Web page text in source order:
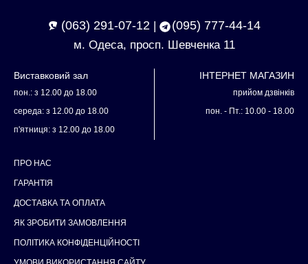
(063) 291-07-12 (095) 777-44-14
м. Одеса, просп. Шевченка 11
Виставковий зал
пон.: з 12.00 до 18.00
середа: з 12.00 до 18.00
п'ятниця: з 12.00 до 18.00
ІНТЕРНЕТ МАГАЗИН
прийом дзвінків
пон. - Пт.: 10.00 - 18.00
ПРО НАС
ГАРАНТІЯ
ДОСТАВКА ТА ОПЛАТА
ЯК ЗРОБИТИ ЗАМОВЛЕННЯ
ПОЛІТИКА КОНФІДЕНЦІЙНОСТІ